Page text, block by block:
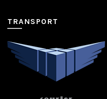
TRANSPORT